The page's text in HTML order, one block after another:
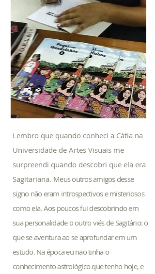
Lembro que quando conheci a Cátia na
Universidade de Artes Visuais me
surpreendi quando descobri que ela era
Sagitariana. Meus outros amigos desse
signo não eram introspectivos e misteriosos
como ela. Aos poucos fui descobrindo em
sua personalidade o outro viés de Sagitário: o
que se aventura ao se aprofundar em um
estudo. Na época eu não tinha o
conhecimento astrológico que tenho hoje, e